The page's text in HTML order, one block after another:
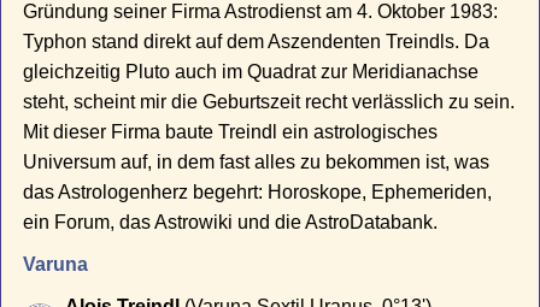
Gründung seiner Firma Astrodienst am 4. Oktober 1983:
Typhon stand direkt auf dem Aszendenten Treindls. Da
gleichzeitig Pluto auch im Quadrat zur Meridianachse
steht, scheint mir die Geburtszeit recht verlässlich zu sein.
Mit dieser Firma baute Treindl ein astrologisches
Universum auf, in dem fast alles zu bekommen ist, was
das Astrologenherz begehrt: Horoskope, Ephemeriden,
ein Forum, das Astrowiki und die AstroDatabank.
Varuna